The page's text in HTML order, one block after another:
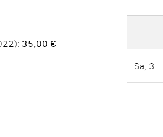
35,00 €
Sa, 3.